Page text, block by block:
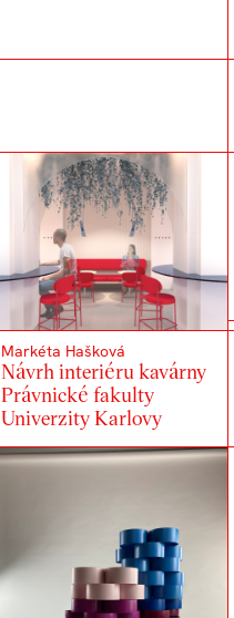
Markéta Hašková
Návrh interiéru kavárny
Právnické fakulty
Univerzity Karlovy